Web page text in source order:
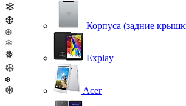
❄
❆
❆
❄
❅
❆
❆
❆
Корпуса (задние
Explay
Acer